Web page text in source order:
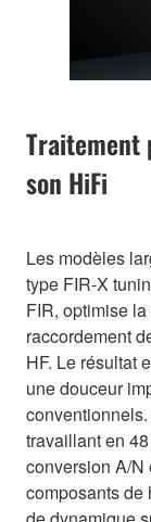
Traitement
son HiFi
Les modèles
type FIR-X
FIR, optimise
raccordement
HF. Le résultat
une douceur
travaillant en
conversion A/N
composants de